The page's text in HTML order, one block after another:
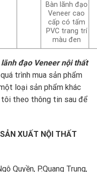
Bàn lãnh đạo
Veneer cao
cấp có tấm
PVC trang trí
màu đen
đạo Veneer nội thất
trình mua sản phẩm
loại sản phẩm khác
tôi theo thông tin sau để
XUẤT NỘI THẤT
Quyền, P.Quang Trung,